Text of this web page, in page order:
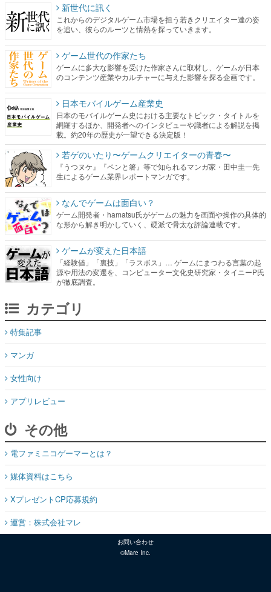
新世代に訊く
これからのデジタルゲーム市場を担う若きクリエイター達の姿
を追い、彼らのルーツと情熱を探っていきます。
ゲーム世代の作家たち
ゲームに多大な影響を受けた作家さんに取材し、ゲームが日本
のコンテンツ産業やカルチャーに与えた影響を探る企画です。
日本モバイルゲーム産業史
日本のモバイルゲーム史における主要なトピック・タイトルを
網羅するほか、開発者へのインタビューや識者による解説を掲
載。約20年の歴史が一望できる決定版！
若ゲのいたり〜ゲームクリエイターの青春〜
『うつヌケ』『ペンと箸』等で知られるマンガ家・田中圭一先
生によるゲーム業界レポートマンガです。
なんでゲームは面白い？
ゲーム開発者・hamatsu氏がゲームの魅力を画面や操作の具体的
な形から解き明かしていく、硬派で骨太な評論連載です。
ゲームが変えた日本語
「経験値」「裏技」「ラスボス」… ゲームにまつわる言葉の起
源や用法の変遷を、コンピューター文化史研究家・タイニーP氏
が徹底調査。
カテゴリ
特集記事
マンガ
女性向け
アプリレビュー
その他
電ファミニコゲーマーとは？
媒体資料はこちら
XプレゼントCP応募規約
運営：株式会社マレ
お問い合わせ
©Mare Inc.